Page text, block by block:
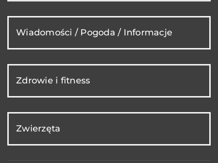
Wiadomości / Pogoda / Informacje
Zdrowie i fitness
Zwierzęta